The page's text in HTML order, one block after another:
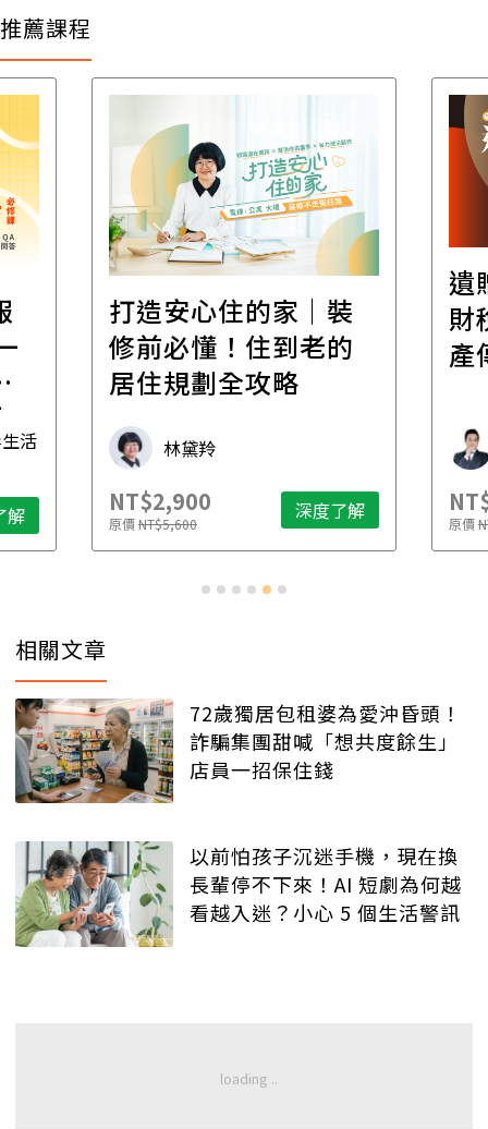
推薦課程
活
解
打造安心住的家｜裝
修前必懂！住到老的
居住規劃全攻略
林黛羚
NT$2,900
原價NT$5,600 深度了解
遺
財
產
原價
相關文章
72歲獨居包租婆為愛沖昏頭！
詐騙集團甜喊「想共度餘生」
店員一招保住錢
以前怕孩子沉迷手機，現在換
長輩停不下來！AI 短劇為何越
看越入迷？小心 5 個生活警訊